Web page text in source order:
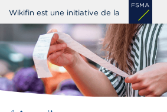
Aller
au
principal
Wikifin est une initiative de la